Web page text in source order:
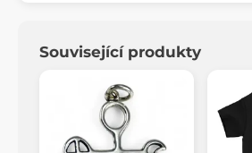
Související produkty